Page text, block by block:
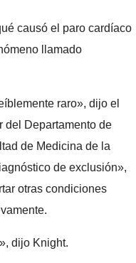
causó el paro cardíaco
llamado
raro», dijo el
del Departamento de
de Medicina de la
de exclusión»,
otras condiciones
dijo Knight.